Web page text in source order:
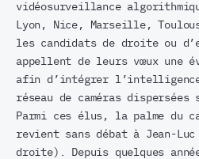
vidéosurveillance
Lyon, Nice, Marseille,
les candidats de droite ou
appellent de leurs vœux une
afin d’intégrer
réseau de caméras
Parmi ces élus, la palme du
revient sans débat à Jean-Luc
droite). Depuis quelques